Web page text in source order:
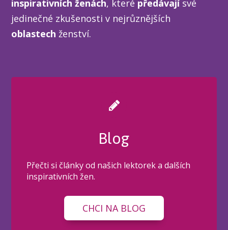
inspirativních ženách, které předávajísvé
jedinečné zkušenosti v nejrůznějších
oblastech ženství.
Blog
Přečti si články od našich lektorek a dalších
inspirativních žen.
CHCI NA BLOG